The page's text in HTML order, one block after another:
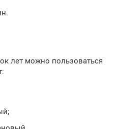
лет можно пользоваться